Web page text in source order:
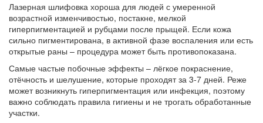
Лазерная шлифовка хороша для людей с умеренной
возрастной изменчивостью, постакне, мелкой
гиперпигментацией и рубцами после прыщей. Если кожа
сильно пигментирована, в активной фазе воспаления или есть
открытые раны – процедура может быть противопоказана.
Самые частые побочные эффекты – лёгкое покраснение,
отёчность и шелушение, которые проходят за 3‑7 дней. Реже
может возникнуть гиперпигментация или инфекция, поэтому
важно соблюдать правила гигиены и не трогать обработанные
участки.